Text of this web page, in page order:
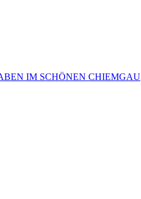
IM SCHÖNEN CHIEMGAU